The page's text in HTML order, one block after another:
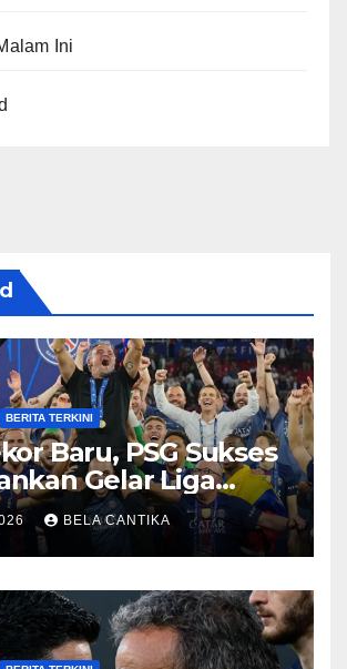
Ini
BERITA TERKINI
Baru, PSG Sukses
Gelar Liga
BELA CANTIKA